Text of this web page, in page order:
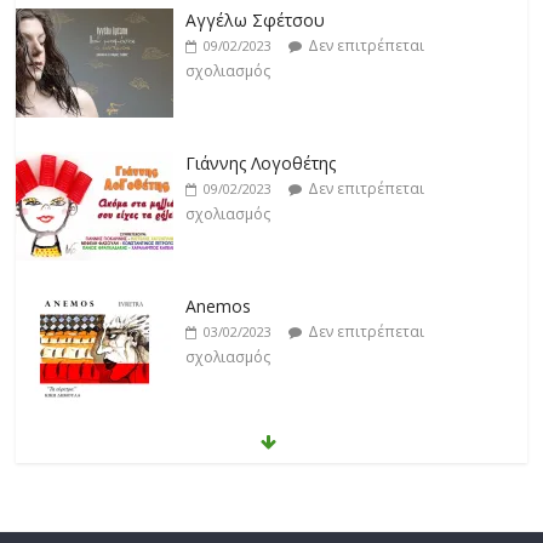
Αγγέλω Σφέτσου
09/02/2023
Δεν επιτρέπεται
σχολιασμός
Γιάννης Λογοθέτης
09/02/2023
Δεν επιτρέπεται
σχολιασμός
Anemos
03/02/2023
Δεν επιτρέπεται
σχολιασμός
Θοδωρής Φέρρης